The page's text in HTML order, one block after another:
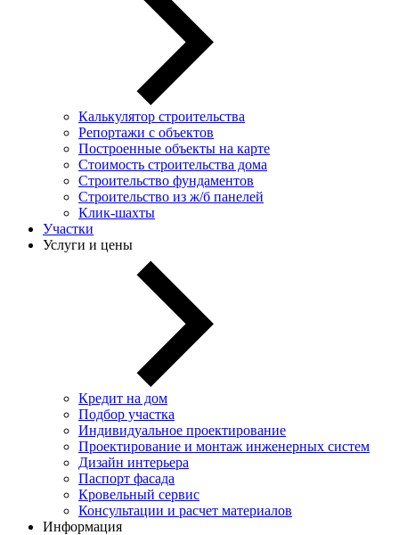
Калькулятор строительства
Репортажи с объектов
Построенные объекты на карте
Стоимость строительства дома
Строительство фундаментов
Строительство из ж/б панелей
Клик-шахты
Участки
Услуги и цены
Кредит на дом
Подбор участка
Индивидуальное проектирование
Проектирование и монтаж инженерных систем
Дизайн интерьера
Паспорт фасада
Кровельный сервис
Консультации и расчет материалов
Информация